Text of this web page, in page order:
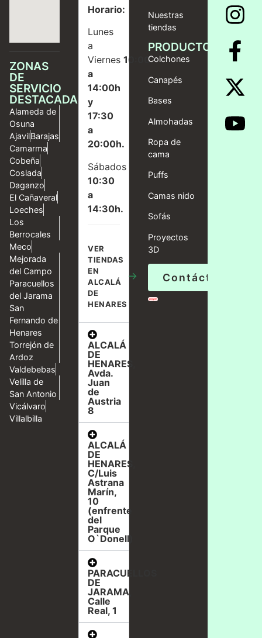
ZONAS
DE
SERVICIO
DESTACADAS
Alameda de
Osuna
AjavilBarajas
Camarma
Cobeña
Coslada
Daganzo
El Cañaveral
Loeches
Los
Berrocales
Meco
Mejorada
del Campo
Paracuellos
del Jarama
San
Fernando de
Henares
Torrejón de
Ardoz
Valdebebas
Velilla de
San Antonio
Vicálvaro
Villalbilla
Horario:
Lunes
a
Viernes10:00
a
14:00h
y
17:30
a
20:00h.
Sábados
10:30
a
14:30h.
VER
TIENDAS
EN
ALCALÁ
DE
HENARES
→
ALCALÁ
DE
HENARES,
Avda.
Juan
de
Austria
8
ALCALÁ
DE
HENARES,
C/Luis
Astrana
Marín,
10
(enfrente
del
Parque
O`Donell)
PARACUELLOS
DE
JARAMA,
Calle
Real, 1
Nuestras
tiendas
PRODUCTOS
Colchones
Canapés
Bases
Almohadas
Ropa de
cama
Puffs
Camas nido
Sofás
Proyectos
3D
Contáctanos